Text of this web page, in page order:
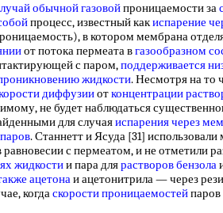
обычной газовойпроницаемости за
процесс, известный какиспарение
в котором мембрана
от потока пермеата вгазообразном
с паром,поддерживается
жидкости. Несмотря на то
диффузииотконцентрации
не будет наблюдаться
для случаяиспарения через
. Станнетт и Ясуда [31]
с пермеатом, и не отметили
жидкостии пара длярастворов бензола
ацетонаи ацетонитрила — через
когдаскорости проницаемостей